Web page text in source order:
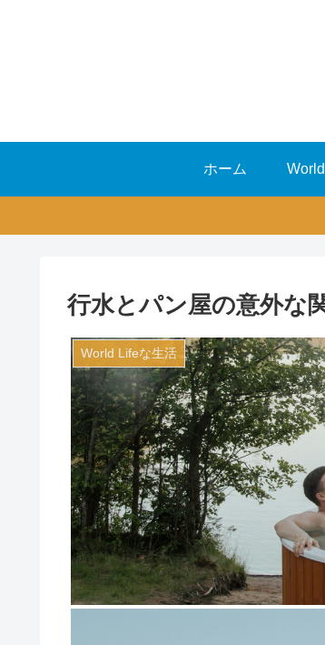
ホーム
行水とパン屋の意外な
World Lifeな生活